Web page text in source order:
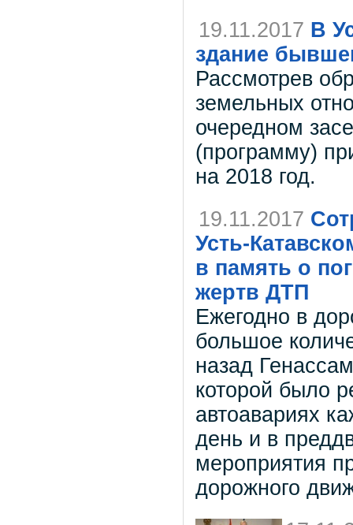
19.11.2017 В
здание
Рассмотрев
земельных
очередном
(программу)
на 2018 год.
19.11.2017
Усть-
в память о
жертв ДТП
Ежегодно в
большое
назад
которой было
автоавариях
день и в
мероприятия
дорожного